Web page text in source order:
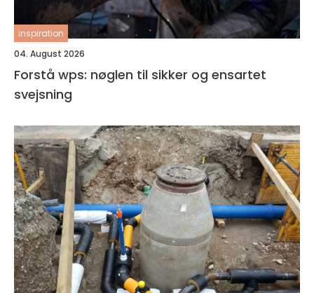
inspiration
04. August 2026
Forstå wps: nøglen til sikker og ensartet
svejsning